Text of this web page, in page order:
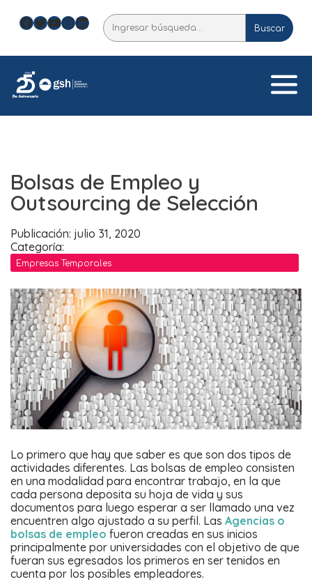
Facebook
Twitter
YouTube
Instagram
LinkedIn
Buscar
Buscar
Bolsas de Empleo y
Outsourcing de Selección
Publicación: julio 31, 2020
Categoría:
Empresas Temporales
Lo primero que hay que saber es que son dos tipos de
actividades diferentes. Las bolsas de empleo consisten
en una modalidad para encontrar trabajo, en la que
cada persona deposita su hoja de vida y sus
documentos para luego esperar a ser llamado una vez
encuentren algo ajustado a su perfil. Las Agencias o
bolsas de empleo fueron creadas en sus inicios
principalmente por universidades con el objetivo de que
fueran sus egresados los primeros en ser tenidos en
cuenta por los posibles empleadores.